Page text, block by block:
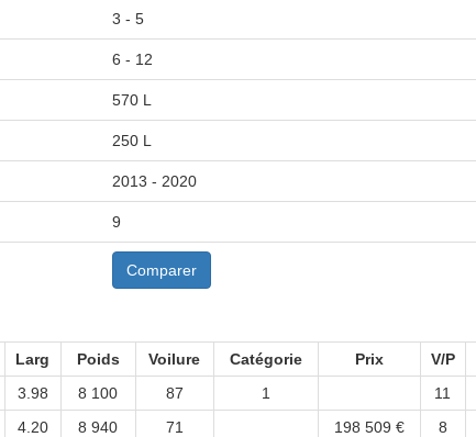
3 - 5
6 - 12
570 L
250 L
2013 - 2020
9
Comparer
Larg Poids Voilure Catégorie Prix V/P
3.98 8 100 87 1 11
4.20 8 940 71 198 509 €
8